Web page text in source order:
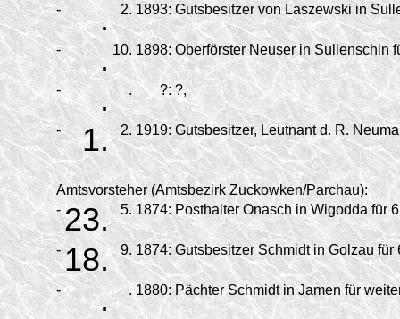
- . 2. 1893: Gutsbesitzer von Laszewski in
- . 10. 1898: Oberförster Neuser in Sullenschin
- . . ?: ?,
- 1. 2. 1919: Gutsbesitzer, Leutnant d. R.
Amtsvorsteher (Amtsbezirk Zuckowken/Parchau):
- 23. 5. 1874: Posthalter Onasch in Wigodda für
- 18. 9. 1874: Gutsbesitzer Schmidt in Golzau für
- . . 1880: Pächter Schmidt in Jamen für